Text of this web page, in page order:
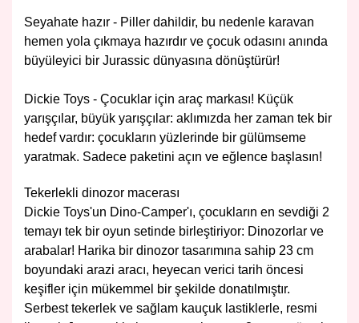
Seyahate hazır - Piller dahildir, bu nedenle karavan
hemen yola çıkmaya hazırdır ve çocuk odasını anında
büyüleyici bir Jurassic dünyasına dönüştürür!
Dickie Toys - Çocuklar için araç markası! Küçük
yarışçılar, büyük yarışçılar: aklımızda her zaman tek bir
hedef vardır: çocukların yüzlerinde bir gülümseme
yaratmak. Sadece paketini açın ve eğlence başlasın!
Tekerlekli dinozor macerası
Dickie Toys'un Dino-Camper'ı, çocukların en sevdiği 2
temayı tek bir oyun setinde birleştiriyor: Dinozorlar ve
arabalar! Harika bir dinozor tasarımına sahip 23 cm
boyundaki arazi aracı, heyecan verici tarih öncesi
keşifler için mükemmel bir şekilde donatılmıştır.
Serbest tekerlek ve sağlam kauçuk lastiklerle, resmi